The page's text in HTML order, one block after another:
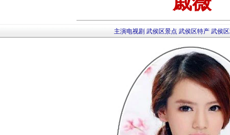
主演电视剧 武侯区景点 武侯区特产 武侯